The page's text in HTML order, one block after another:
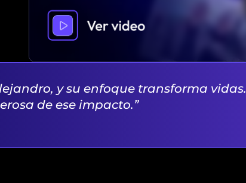
y su enfoque transforma vidas.
de ese impacto.”